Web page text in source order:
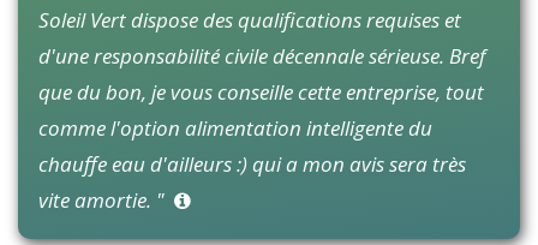
Soleil Vert dispose des qualifications requises et
d'une responsabilité civile décennale sérieuse. Bref
que du bon, je vous conseille cette entreprise, tout
comme l'option alimentation intelligente du
chauffe eau d'ailleurs :) qui a mon avis sera très
vite amortie. "